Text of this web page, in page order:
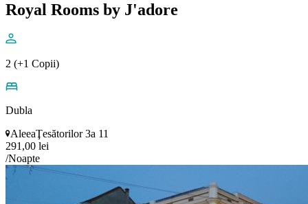
Royal Rooms by J'adore
2 (+1 Copii)
Dubla
AleeaŢesătorilor 3a 11
291,00 lei
/Noapte